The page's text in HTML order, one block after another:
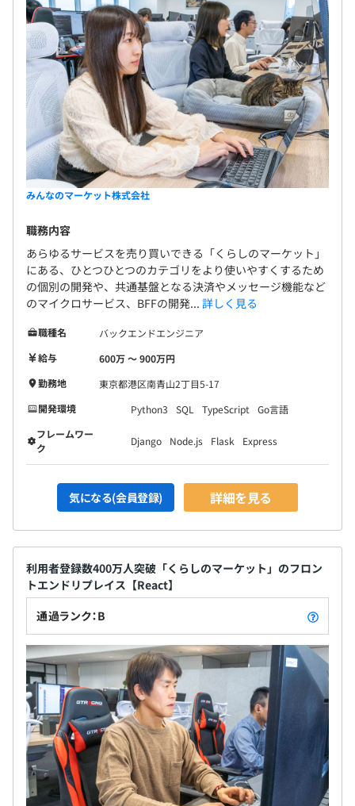
- 給与改定は年2回
プロダクトマネージャー: 2名
UXデザイナー: 3名
エンジニア: 10名
QA: 5名
プロジェクト毎に、2〜7名単位のチームで開発をしてい
ます。
健康保険、厚生年金保険、介護保険、労働保険
無期雇用
試用期間あり：3カ月
みんなのマーケット株式会社
職務内容
あらゆるサービスを売り買いできる「くらしのマーケット」
にある、ひとつひとつのカテゴリをより使いやすくするため
の個別の開発や、共通基盤となる決済やメッセージ機能など
のマイクロサービス、BFFの開発... 詳しく見る
職種名
バックエンドエンジニア
給与
600万 〜 900万円
勤務地
東京都港区南青山2丁目5-17
開発環境
Python3 SQL TypeScript
Go言語
フレームワー
ク
Django Node.js Flask Express
気になる(会員登録) 詳細を見る
利用者登録数400万人突破「くらしのマーケット」のフロン
トエンドリプレイス【React】
通過ランク：B